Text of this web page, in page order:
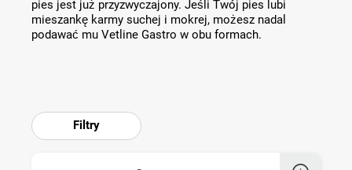
pies jest już przyzwyczajony. Jeśli Twój pies lubi
mieszankę karmy suchej i mokrej, możesz nadal
podawać mu Vetline Gastro w obu formach.
Filtry